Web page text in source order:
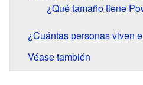
¿Qué tamaño tiene
¿Cuántas personas viven
Véase también